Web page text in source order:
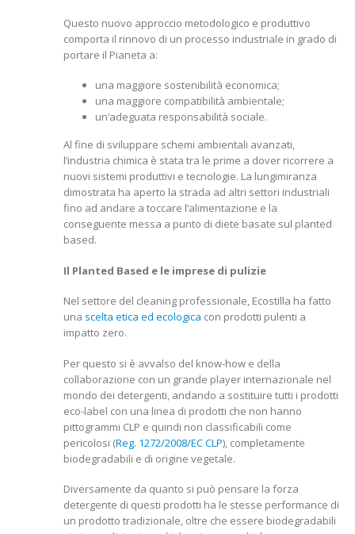
Questo nuovo approccio metodologico e produttivo
comporta il rinnovo di un processo industriale in grado di
portare il Pianeta a:
una maggiore sostenibilità economica;
una maggiore compatibilità ambientale;
un’adeguata responsabilità sociale.
Al fine di sviluppare schemi ambientali avanzati,
l’industria chimica è stata tra le prime a dover ricorrere a
nuovi sistemi produttivi e tecnologie. La lungimiranza
dimostrata ha aperto la strada ad altri settori industriali
fino ad andare a toccare l’alimentazione e la
conseguente messa a punto di diete basate sul planted
based.
Il Planted Based e le imprese di pulizie
Nel settore del cleaning professionale, Ecostilla ha fatto
una scelta etica ed ecologica con prodotti pulenti a
impatto zero.
Per questo si è avvalso del know-how e della
collaborazione con un grande player internazionale nel
mondo dei detergenti, andando a sostituire tutti i prodotti
eco-label con una linea di prodotti che non hanno
pittogrammi CLP e quindi non classificabili come
pericolosi (Reg. 1272/2008/EC CLP), completamente
biodegradabili e di origine vegetale.
Diversamente da quanto si può pensare la forza
detergente di questi prodotti ha le stesse performance di
un prodotto tradizionale, oltre che essere biodegradabili